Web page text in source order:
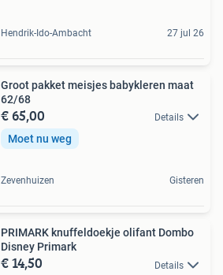
Hendrik-Ido-Ambacht 27 jul 26
Groot pakket meisjes babykleren maat
62/68
€ 65,00 Details
Moet nu weg
Zevenhuizen Gisteren
PRIMARK knuffeldoekje olifant Dombo
Disney Primark
€ 14,50 Details